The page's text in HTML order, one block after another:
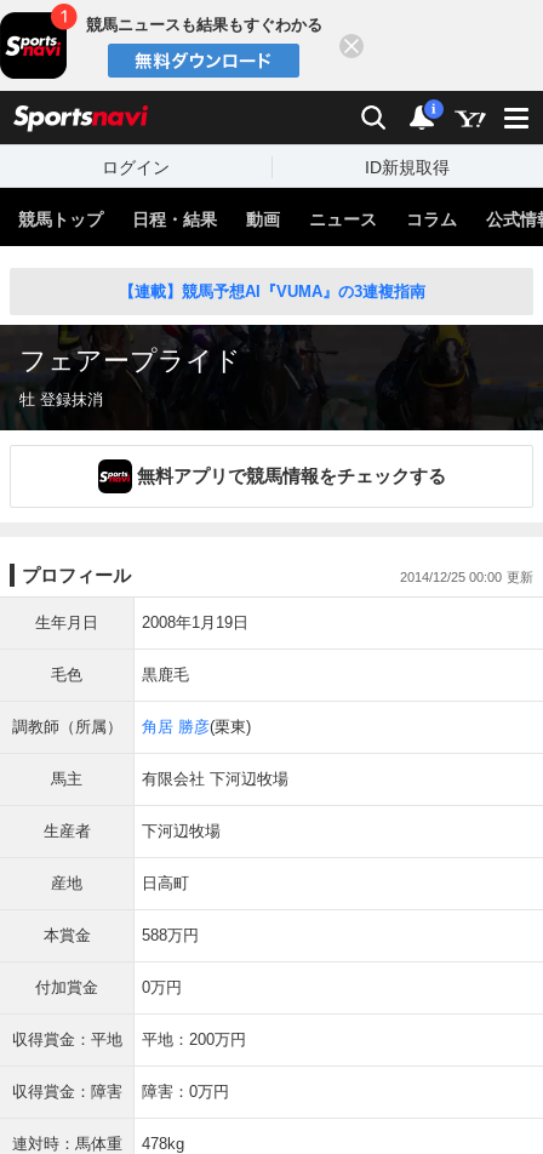
競馬ニュースも結果もすぐわかる
検索 通知
i
ログイン ID新規取得
競馬トップ 日程・結果 動画 ニュース コラム 公式情
【連載】競馬予想AI『VUMA』の3連複指南
フェアープライド
牡 登録抹消
無料アプリで競馬情報をチェックする
プロフィール 2014/12/25 00:00
生年月日 2008年1月19日
毛色 黒鹿毛
調教師（所属） 角居 勝彦(栗東)
馬主 有限会社 下河辺牧場
生産者 下河辺牧場
産地 日高町
本賞金 588万円
付加賞金 0万円
収得賞金：平地 平地：200万円
収得賞金：障害 障害：0万円
連対時：馬体重 478kg